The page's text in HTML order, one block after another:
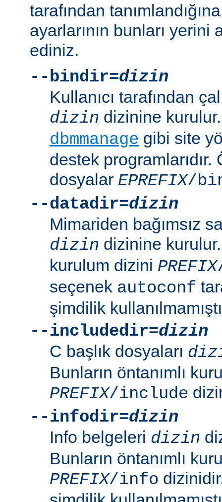
tarafından
ayarlarının bunları yerini
ediniz.
--bindir=dizin
Kullanıcı tarafından
dizin dizinine
dbmmanage gibi site
destek programlarıdır.
dosyalar EPREFIX/
--datadir=dizin
Mimariden bağımsız
dizin dizinine kurulur.
kurulum dizini PREFIX
seçenek autoconf
şimdilik
--includedir=dizin
C başlık dosyaları
Bunların öntanımlı
PREFIX/include
--infodir=dizin
Info belgeleri dizin
Bunların öntanımlı
PREFIX/info